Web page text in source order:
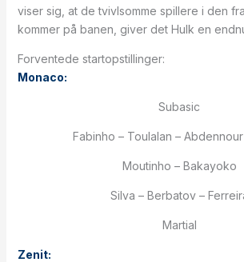
viser sig, at de tvivlsomme spillere i den
kommer på banen, giver det Hulk en
Forventede startopstillinger:
Monaco:
Subasic
Fabinho – Toulalan –
Moutinho – Bakayoko
Silva – Berbatov –
Martial
Zenit: